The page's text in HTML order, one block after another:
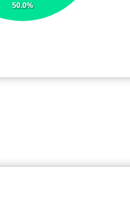
50.0%